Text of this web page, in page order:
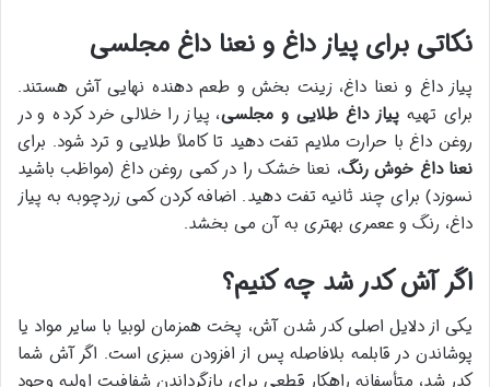
نکاتی برای پیاز داغ و نعنا داغ مجلسی
پیاز داغ و نعنا داغ، زینت بخش و طعم دهنده نهایی آش هستند.
برای تهیه پیاز داغ طلایی و مجلسی، پیاز را خلالی خرد کرده و در
روغن داغ با حرارت ملایم تفت دهید تا کاملاً طلایی و ترد شود. برای
نعنا داغ خوش رنگ، نعنا خشک را در کمی روغن داغ (مواظب باشید
نسوزد) برای چند ثانیه تفت دهید. اضافه کردن کمی زردچوبه به پیاز
داغ، رنگ و ععمری بهتری به آن می بخشد.
اگر آش کدر شد چه کنیم؟
یکی از دلایل اصلی کدر شدن آش، پخت همزمان لوبیا با سایر مواد یا
پوشاندن در قابلمه بلافاصله پس از افزودن سبزی است. اگر آش شما
کدر شد، متأسفانه راهکار قطعی برای بازگرداندن شفافیت اولیه وجود